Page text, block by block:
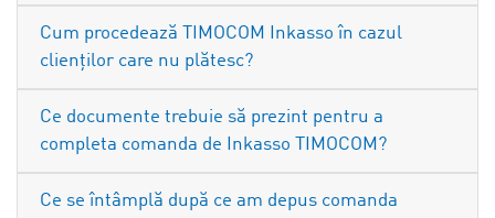
Cum procedează TIMOCOM Inkasso în cazul
clienților care nu plătesc?
Ce documente trebuie să prezint pentru a
completa comanda de Inkasso TIMOCOM?
Ce se întâmplă după ce am depus comanda